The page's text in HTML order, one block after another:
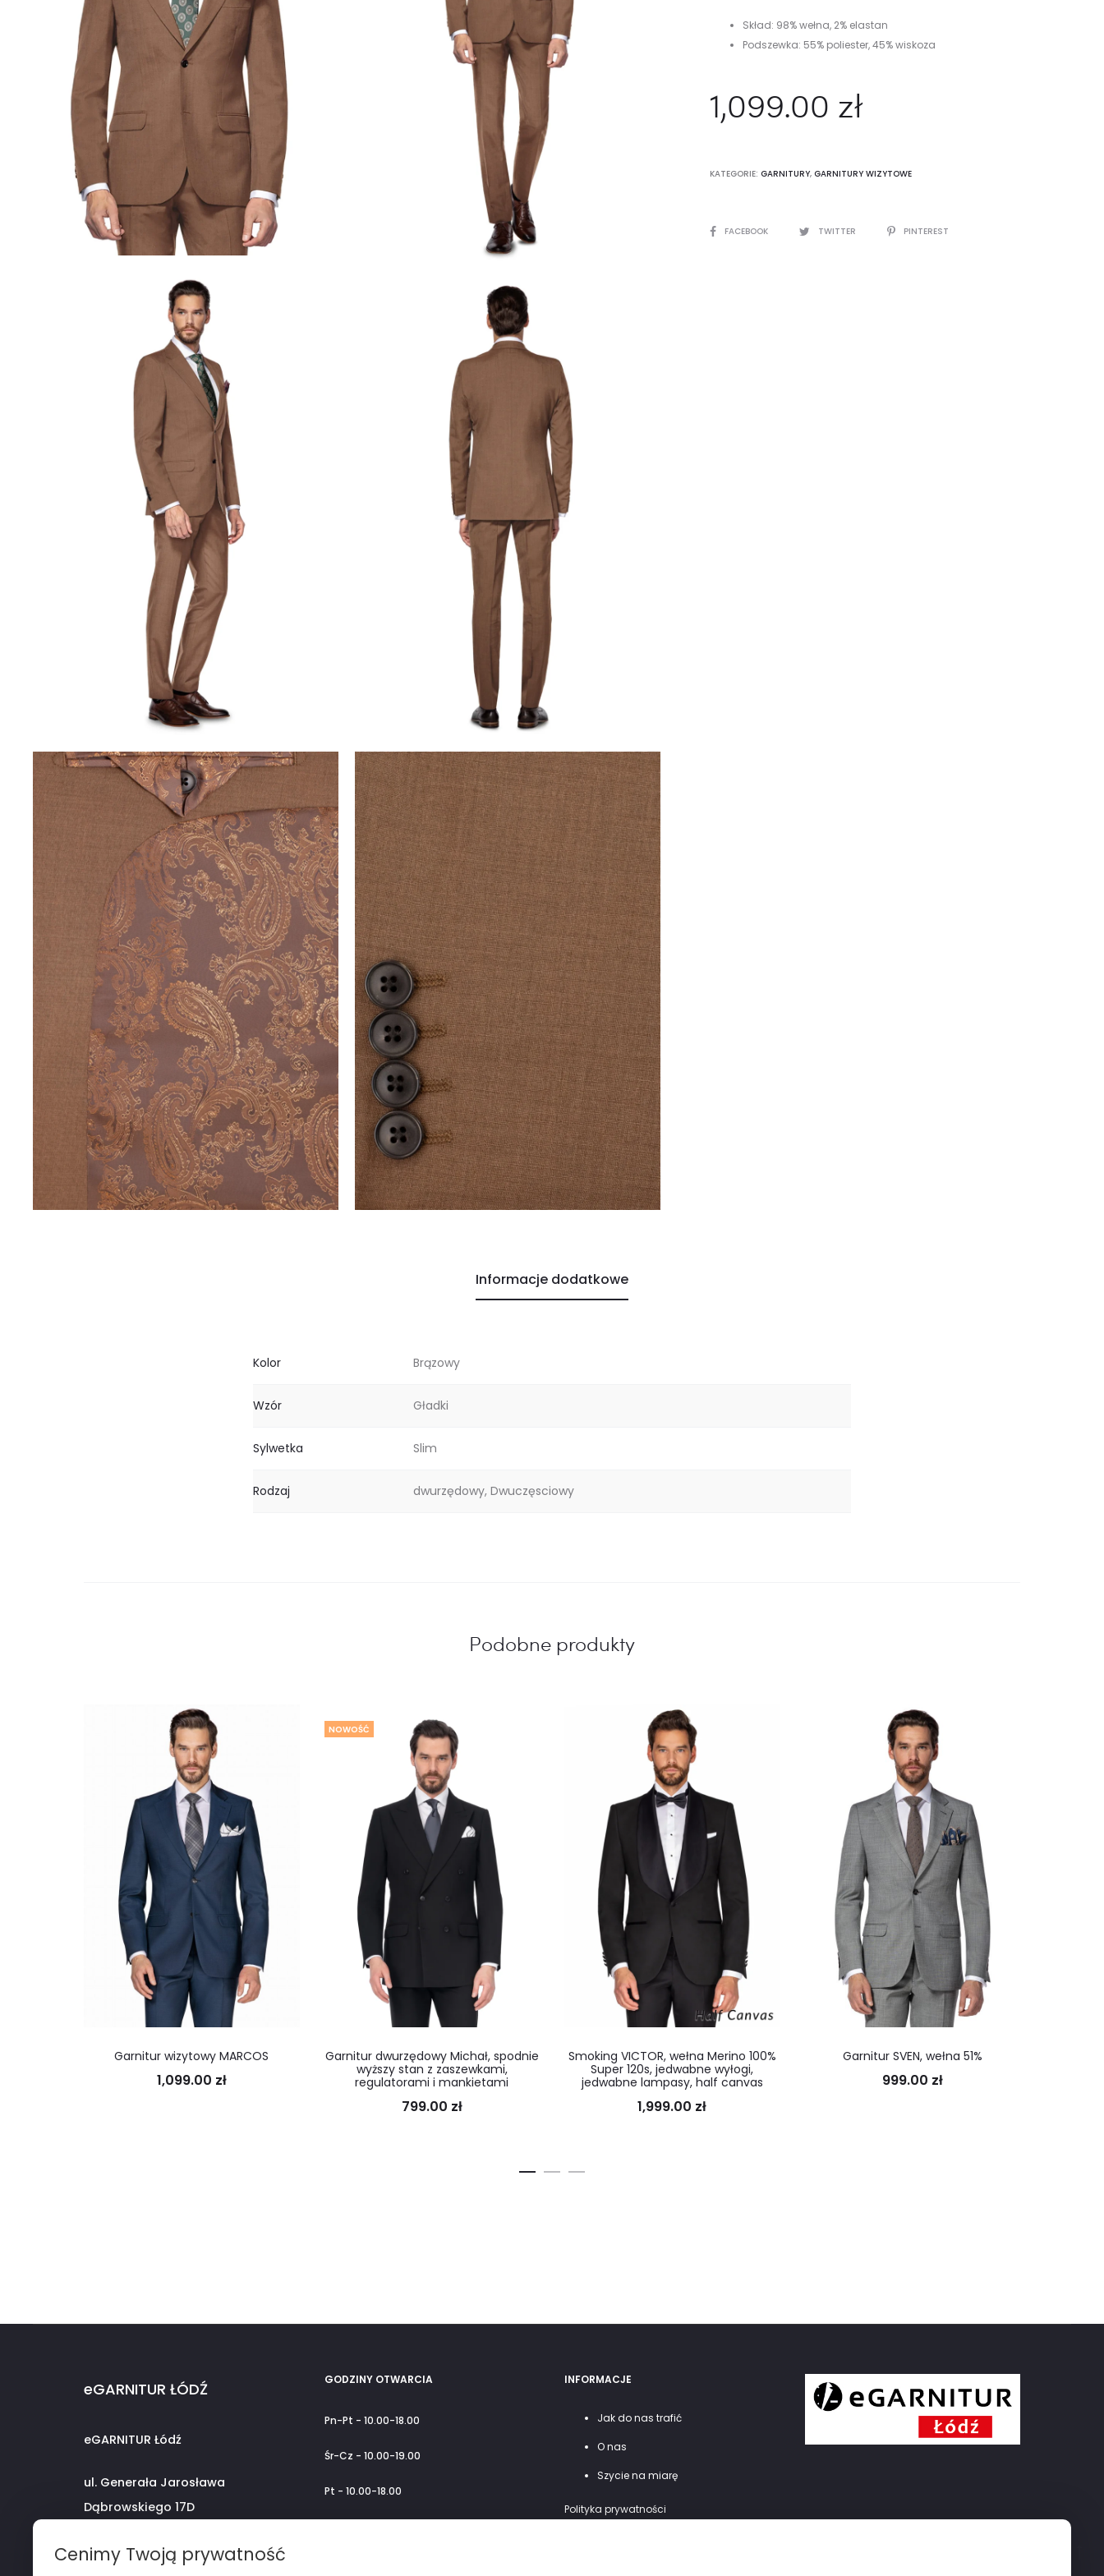
Skład: 98% wełna, 2% elastan
Podszewka: 55% poliester, 45% wiskoza
1,099.00 zł
KATEGORIE: GARNITURY, GARNITURY WIZYTOWE
SHAREFACEBOOK TWITTER PINTEREST
Informacje dodatkowe
Kolor Brązowy
Wzór Gładki
Sylwetka Slim
Rodzaj dwurzędowy, Dwuczęsciowy
Podobne produkty
Garnitur wizytowy MARCOS
1,099.00 zł
NOWOŚĆ
Garnitur dwurzędowy Michał, spodnie
wyższy stan z zaszewkami,
regulatorami i mankietami
799.00 zł
Smoking VICTOR, wełna Merino 100%
Super 120s, jedwabne wyłogi,
jedwabne lampasy, half canvas
1,999.00 zł
Garnitur SVEN, wełna 51%
999.00 zł
eGARNITUR ŁÓDŹ
eGARNITUR Łódź
ul. Generała Jarosława
Dąbrowskiego 17D
Centrum Górna Corner
GODZINY OTWARCIA
Pn-Pt - 10.00-18.00
Śr-Cz - 10.00-19.00
Pt - 10.00-18.00
INFORMACJE
Jak do nas trafić
O nas
Szycie na miarę
Polityka prywatności
Cenimy Twoją prywatność